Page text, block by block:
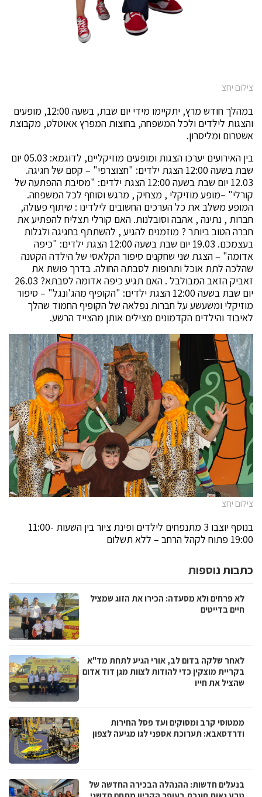
צילום יחצ
במהלך חודש מרץ, יתקיימו מידי יום שבת, בשעה 12:00, מופעים
והצגות לילדים ולכל המשפחה, בחוצות המפרץ אאוטלט, מקבוצת
אשטרום ומליסרון.
בין האירועים יערכו הצגות ומופעים מוזיקליים, לדוגמא: 05.03 יום
שבת בשעה 12:00 הצגת ילדים: "חצוצרפי" – קסם של חגיגה.
12.03 יום שבת בשעה 12:00 הצגת ילדים: "מסיבת ההפתעה של
קורלי" –מופע מוזיקלי , מצחיק , מרגש וסוחף לכל המשפחה.
המופע משלב את כל הערכים החשובים לילדינו : שיתוף פעולה,
חברות , נתינה , אהבה וסובלנות. האם קורלי תצליח להפתיע את
חברה הטוב ביותר ? מוזמנים להגיע , להשתתף בחגיגה ולגלות
בעצמכם. 19.03 יום שבת בשעה 12:00 הצגת ילדים: "כיפה
אדומה" – הצגת שני שחקנים סיפור הקלאסי של הילדה הקטנה
שהלכה לתת אוכל ותרופות לסבתה החולה. בדרך פושת את
זאביק הזאב המבולבל . האם תגיע כיפה אדומה לסבתא? 26.03
יום שבת בשעה 12:00 הצגת ילדים: "הקופיף מהג'ונגל" – סיפור
מוזיקלי ומשעשע על חברות נפלאה של הקופיף החמוד שהלך
לאיבוד והילדים הקדמונים מצילים אותן מהצייד הרשע.
צילום יחצ
בנוסף יוצבו 3 מתנפחים לילדים ופינת ציור בין השעות 11:00-
19:00 פתוח לקהל הרחב – ללא תשלום
כתבות נוספות
לא פרחים ולא מסעדה: הכירו את הזוג שמציל
חיים בדייטים
לאחר שלקה בדום לב, אורי הגיע לתחת מד"א
בקריית מוצקין כדי להודות לצוות מגן דוד אדום
שהציל את חייו
ממטוסי קרב ומסוקים ועד פסל החירות
ודרדסאבא: תערוכת אספני לגו מגיעה לצפון
בנעלים חדשות: ההנהלה הבכירה החדשה של